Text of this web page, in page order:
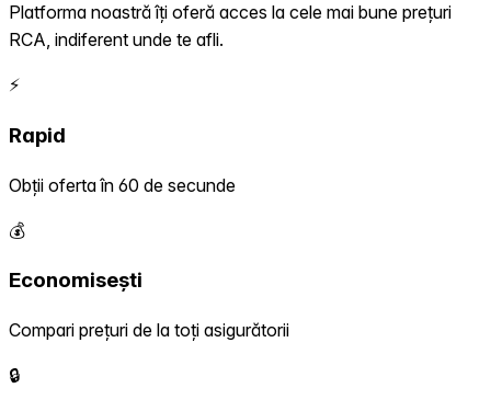
Platforma noastră îți oferă acces la cele mai bune prețuri
RCA, indiferent unde te afli.
⚡
Rapid
Obții oferta în 60 de secunde
💰
Economisești
Compari prețuri de la toți asigurătorii
🔒